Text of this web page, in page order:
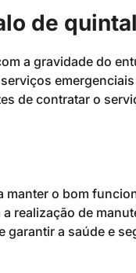
de
a gravidade do
de contratar o
manter o bom
realização de
a saúde e